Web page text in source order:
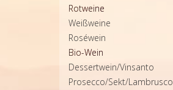
Rotweine
Weißweine
Roséwein
Bio-Wein
Dessertwein/Vinsanto
Prosecco/Sekt/Lambrusco